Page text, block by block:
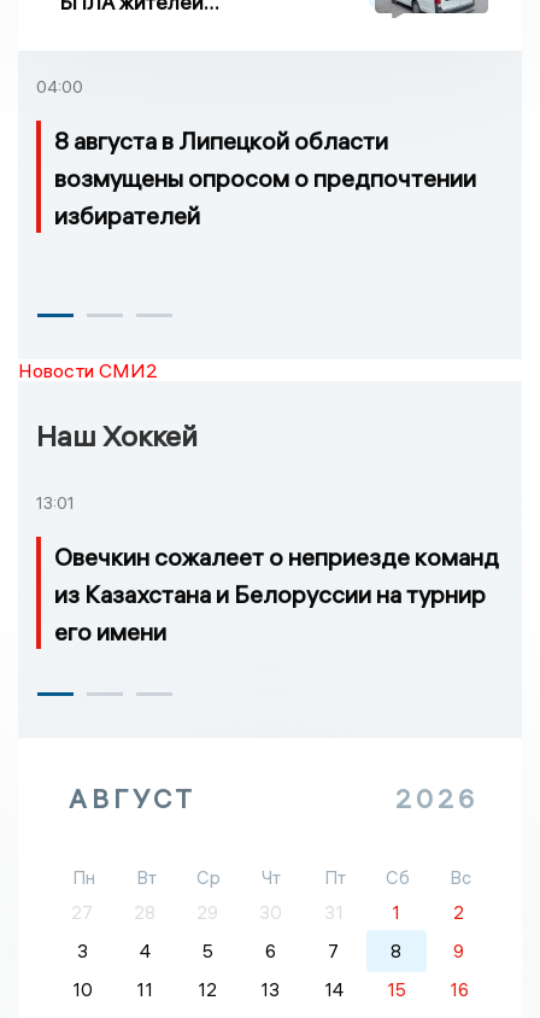
04:00
8 августа в Липецкой области
возмущены опросом о предпочтении
избирателей
Новости СМИ2
Наш Хоккей
13:01
Овечкин сожалеет о неприезде команд
из Казахстана и Белоруссии на турнир
его имени
АВГУСТ 2026
Пн Вт Ср Чт Пт Сб
Вс
27
28 29 30 31 1
2
3
4 5 6 7 8
9
10
11 12 13 14 15
16